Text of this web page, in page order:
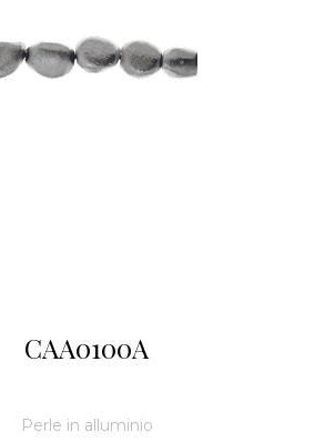
CAA0100A
Perle in alluminio